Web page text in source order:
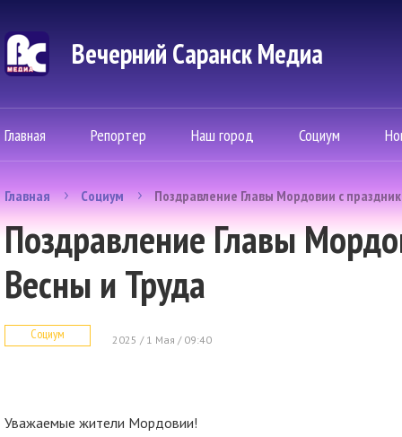
Вечерний Саранск Mедиа
Главная Репортер Наш город Социум
Главная Социум Поздравление Главы Мордовии с
Поздравление Главы
Весны и Труда
Социум 2025 / 1 Мая / 09:40
Уважаемые жители Мордовии!